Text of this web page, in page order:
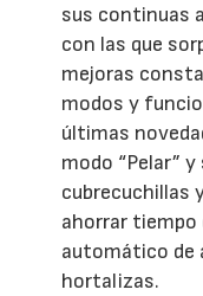
sus continuas
con las que
mejoras
modos y
últimas
modo “Pelar”
cubrecuchillas
ahorrar tiempo
automático de
hortalizas.